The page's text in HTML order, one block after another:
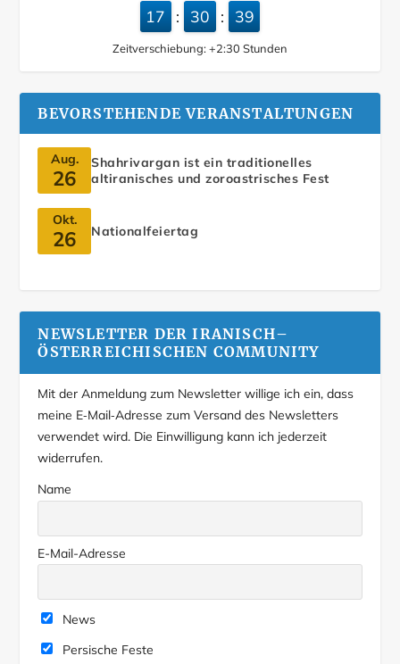
17 : 30 : 40
Zeitverschiebung:+2:30 Stunden
BEVORSTEHENDE VERANSTALTUNGEN
Aug.
26
Shahrivargan ist ein traditionelles
altiranisches und zoroastrisches Fest
Okt.
26 Nationalfeiertag
NEWSLETTER DER IRANISCH–
ÖSTERREICHISCHEN COMMUNITY
Mit der Anmeldung zum Newsletter willige ich ein, dass
meine E‑Mail‑Adresse zum Versand des Newsletters
verwendet wird. Die Einwilligung kann ich jederzeit
widerrufen.
Name
E-Mail-Adresse
News
Persische Feste